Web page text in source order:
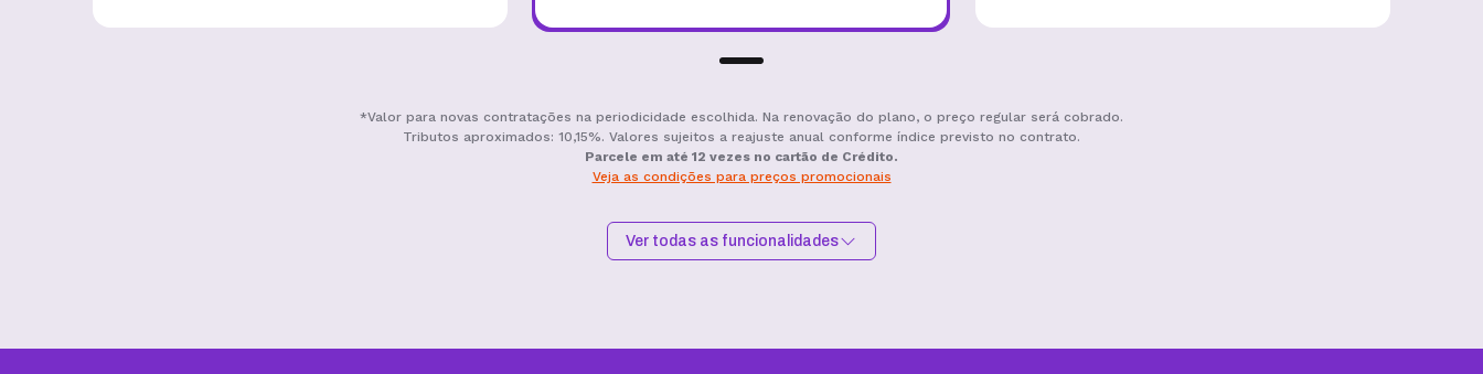
*Valor para novas contratações na periodicidade escolhida. Na renovação do plano, o preço regular será cobrado.
Tributos aproximados: 10,15%. Valores sujeitos a reajuste anual conforme índice previsto no contrato.
Parcele em até 12 vezes no cartão de Crédito.
Veja as condições para preços promocionais
Ver todas as funcionalidades